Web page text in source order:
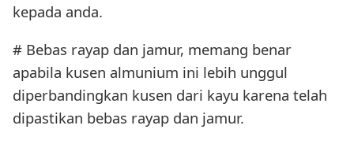
kepada anda.
# Bebas rayap dan jamur, memang benar
apabila kusen almunium ini lebih unggul
diperbandingkan kusen dari kayu karena telah
dipastikan bebas rayap dan jamur.